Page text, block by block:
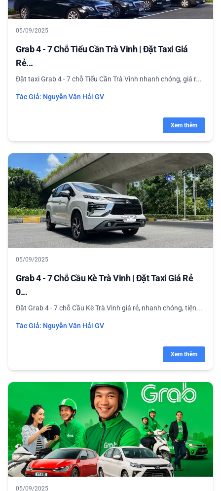
05/09/2025
Grab 4 - 7 Chỗ Tiểu Cần Trà Vinh | Đặt Taxi Giá
Rẻ...
Đặt taxi Grab 4 - 7 chỗ Tiểu Cần Trà Vinh nhanh chóng, giá r...
Tác Giả: Nguyễn Văn Hải GV
Xem thêm
05/09/2025
Grab 4 - 7 Chỗ Cầu Kè Trà Vinh | Đặt Taxi Giá Rẻ
0...
Đặt Grab 4 - 7 chỗ Cầu Kè Trà Vinh giá rẻ, nhanh chóng, tiện...
Tác Giả: Nguyễn Văn Hải GV
Xem thêm
05/09/2025